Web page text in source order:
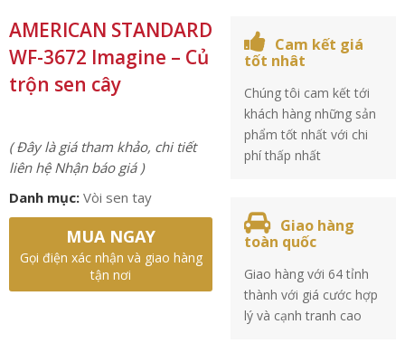
AMERICAN STANDARD
WF-3672 Imagine – Củ
trộn sen cây
( Đây là giá tham khảo, chi tiết
liên hệ Nhận báo giá )
Danh mục: Vòi sen tay
MUA NGAY
Gọi điện xác nhận và giao hàng
tận nơi
Cam kết giá
tốt nhât
Chúng tôi cam kết tới
khách hàng những sản
phẩm tốt nhất với chi
phí thấp nhất
Giao hàng
toàn quốc
Giao hàng với 64 tỉnh
thành với giá cước hợp
lý và cạnh tranh cao